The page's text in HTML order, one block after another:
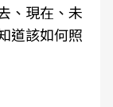
、現在、未
道該如何照